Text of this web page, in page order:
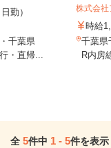
日勤）
千葉県
・直帰...
株式会社
時給
千葉県
R内房
全 5件中 1 - 5件を表示